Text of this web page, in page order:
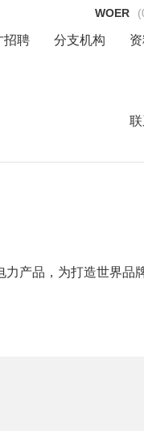
招聘 分支机构
WOER
新
力产品，为打造世界品牌